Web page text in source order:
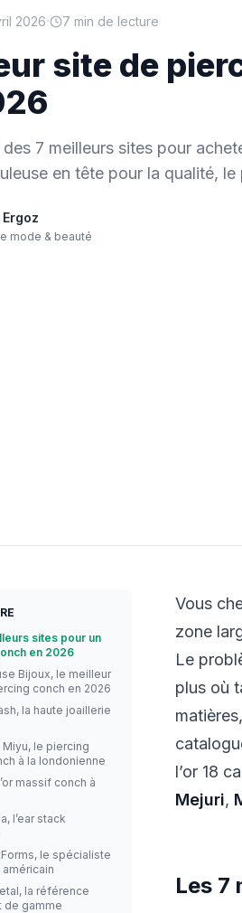
2026· 7 min de lecture
site de
7 meilleurs sites pour
en tête pour la qualité, le
mode & beauté
sites pour un
en 2026
Bijoux, le meilleur
conch en 2026
la haute joaillerie
Miyu, le piercing
à la londonienne
massif conch à
l’ear stack
le spécialiste
la référence
de gamme
Vous
zone
Le
plus où
l’or 18
Mejuri,
Les 7